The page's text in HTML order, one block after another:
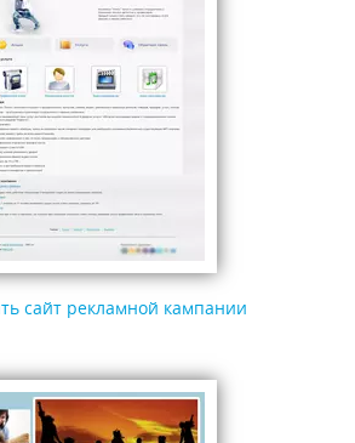
сайт рекламной кампании